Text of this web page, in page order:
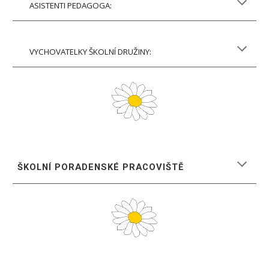
ASISTENTI PEDAGOGA:
VYCHOVATELKY ŠKOLNÍ DRUŽINY:
ŠKOLNÍ PORADENSKÉ PRACOVIŠTĚ